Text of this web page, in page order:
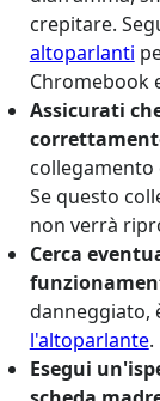
crepitare.
altoparlanti
Chromebook
Assicurati
collegamento
Se questo
non verrà
Cerca
danneggiato,
l'altoparlante.
Esegui